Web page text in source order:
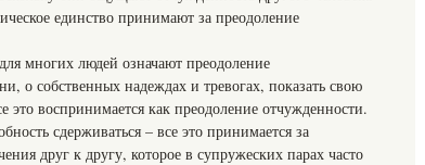
единство принимают за преодоление
многих людей означают преодоление
о собственных надеждах и тревогах, показать свою
это воспринимается как преодоление отчужденности.
сдерживаться – все это принимается за
друг к другу, которое в супружеских парах часто